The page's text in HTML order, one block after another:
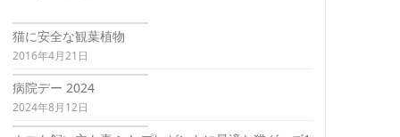
猫に安全な観葉植物
2016年4月21日
病院デー 2024
2024年8月12日